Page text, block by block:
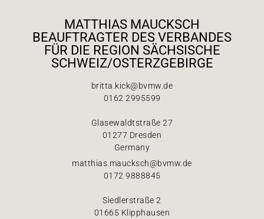
MATTHIAS MAUCKSCH
BEAUFTRAGTER DES VERBANDES
FÜR DIE REGION SÄCHSISCHE
SCHWEIZ/OSTERZGEBIRGE
britta.kick@bvmw.de
0162 2995599
Glasewaldtstraße 27
01277 Dresden
Germany
matthias.maucksch@bvmw.de
0172 9888845
Siedlerstraße 2
01665 Klipphausen